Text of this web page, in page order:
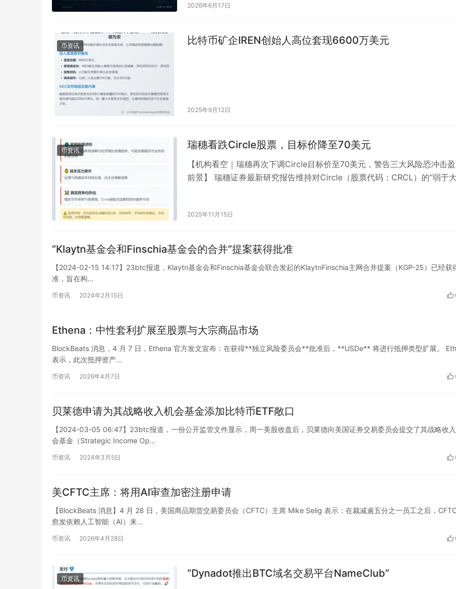
2026年6月17日
币资讯 比特币矿企IREN创始人高位套现6600万美元
2025年9月12日
币资讯 瑞穗看跌Circle股票，目标价降至70美元
【机构看空｜瑞穗再次下调Circle目标价至70美元，警告三大风险恐冲击
前景】 瑞穗证券最新研究报告维持对Circle（股票代码：CRCL）的“弱于
2025年11月15日
“Klaytn基金会和Finschia基金会的合并”提案获得批准
【2024-02-15 14:17】23btc报道，Klaytn基金会和Finschia基金会联合发起的KlaytnFinschia主网合并提案（KGP-25）已经获
准，旨在构…
币资讯 2024年2月15日
Ethena：中性套利扩展至股票与大宗商品市场
BlockBeats 消息，4 月 7 日，Ethena 官方发文宣布：在获得**独立风险委员会**批准后，**USDe** 将进行抵押类型扩展。
表示，此次抵押资产…
币资讯 2026年4月7日
贝莱德申请为其战略收入机会基金添加比特币ETF敞口
【2024-03-05 06:47】23btc报道，一份公开监管文件显示，周一美股收盘后，贝莱德向美国证券交易委员会提交了其战略收
会基金（Strategic Income Op…
币资讯 2024年3月5日
美CFTC主席：将用AI审查加密注册申请
【BlockBeats 消息】4 月 28 日，美国商品期货交易委员会（CFTC）主席 Mike Selig 表示：在裁减逾五分之一员工之后，
愈发依赖人工智能（AI）来…
币资讯 2026年4月28日
币资讯 “Dynadot推出BTC域名交易平台NameClub”